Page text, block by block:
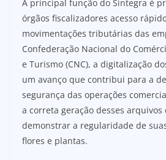
A principal função do Sintegra é
órgãos fiscalizadores acesso
movimentações tributárias das
Confederação Nacional do
e Turismo (CNC), a digitalização
um avanço que contribui para a
segurança das operações
a correta geração desses
demonstrar a regularidade de
flores e plantas.